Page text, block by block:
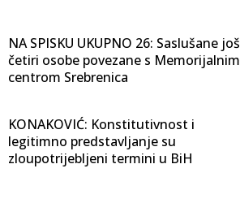
NA SPISKU UKUPNO 26: Saslušane još
četiri osobe povezane s Memorijalnim
centrom Srebrenica
KONAKOVIĆ: Konstitutivnost i
legitimno predstavljanje su
zloupotrijebljeni termini u BiH